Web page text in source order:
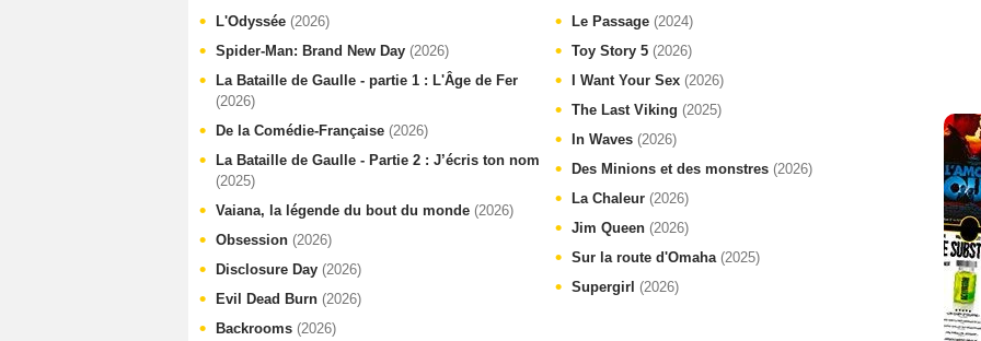
L'Odyssée (2026)
Spider-Man: Brand New Day (2026)
La Bataille de Gaulle - partie 1 : L'Âge de Fer
(2026)
De la Comédie-Française (2026)
La Bataille de Gaulle - Partie 2 : J’écris ton nom
(2025)
Vaiana, la légende du bout du monde (2026)
Obsession (2026)
Disclosure Day (2026)
Evil Dead Burn (2026)
Backrooms (2026)
Le Passage (2024)
Toy Story 5 (2026)
I Want Your Sex (2026)
The Last Viking (2025)
In Waves (2026)
Des Minions et des monstres (2026)
La Chaleur (2026)
Jim Queen (2026)
Sur la route d'Omaha (2025)
Supergirl (2026)